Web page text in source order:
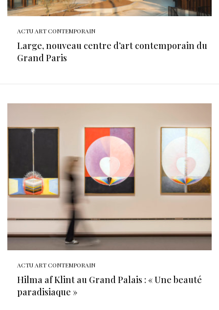
ACTU ART CONTEMPORAIN
Large, nouveau centre d’art contemporain du
Grand Paris
ACTU ART CONTEMPORAIN
Hilma af Klint au Grand Palais : « Une beauté
paradisiaque »